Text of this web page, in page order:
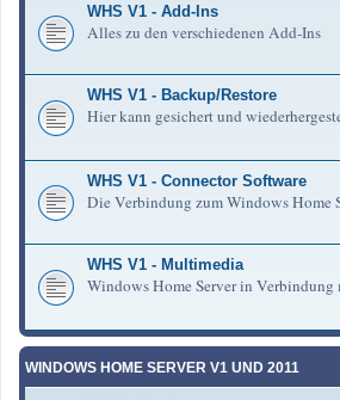
WHS V1 - Add-Ins
Alles zu den verschiedenen Add-Ins
WHS V1 - Backup/Restore
Hier kann gesichert und
WHS V1 - Connector Software
Die Verbindung zum Windows Home
WHS V1 - Multimedia
Windows Home Server in
WINDOWS HOME SERVER V1 UND 2011